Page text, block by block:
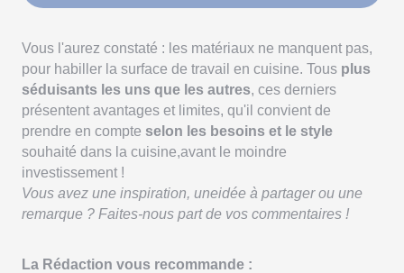
Vous l'aurez constaté : les matériaux ne manquent pas,
pour habiller la surface de travail en cuisine. Tous plus
séduisants les uns que les autres, ces derniers
présentent avantages et limites, qu'il convient de
prendre en compte selon les besoins et le style
souhaité dans la cuisine,avant le moindre
investissement !
Vous avez une inspiration, uneidée à partager ou une
remarque ? Faites-nous part de vos commentaires !
La Rédaction vous recommande :